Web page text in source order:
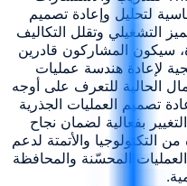
لتحليل وإعادة تصميم
التشغيلي وتقلل التكاليف
سيكون المشاركون قادرين
لإعادة هندسة عمليات
الحالية للتعرف على أوجه
تصميم العمليات الجذرية
بفعالية لضمان نجاح
التكنولوجيا والأتمتة لدعم
المحسّنة والمحافظة